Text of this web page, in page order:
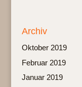
Archiv
Oktober 2019
Februar 2019
Januar 2019